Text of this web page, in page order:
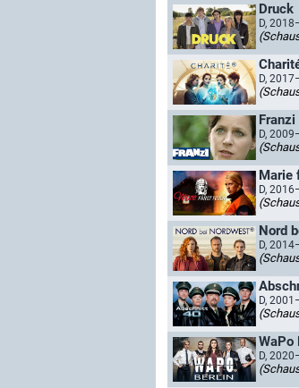
Druck
D,
D,
Franzi
D,
Marie
D,
Nord
D,
D,
WaPo
D,